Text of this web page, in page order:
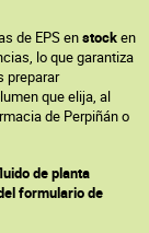
de EPS enstocken
lo que garantiza
preparar
que elija, al
de Perpiñán o
de planta
formulario de